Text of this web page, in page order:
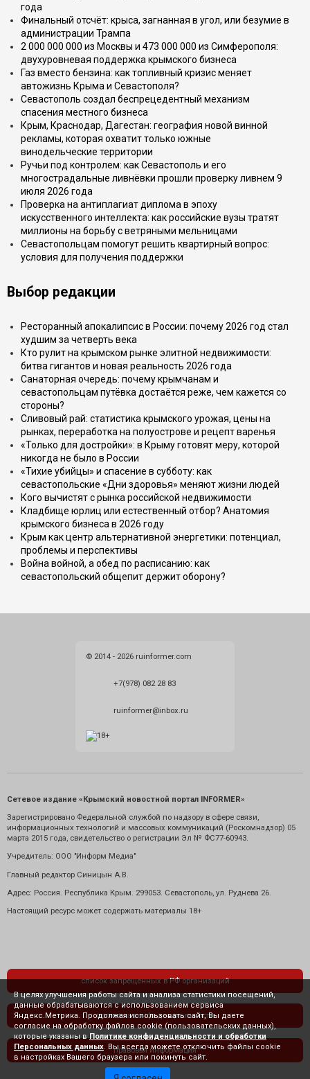
года
Финальный отсчёт: крыса, загнанная в угол, или безумие в
администрации Трампа
2 000 000 000 из Москвы и 473 000 000 из Симферополя:
двухуровневая поддержка крымского бизнеса
Газ вместо бензина: как топливный кризис меняет
автожизнь Крыма и Севастополя?
Севастополь создал беспрецедентный механизм
спасения местного бизнеса
Крым, Краснодар, Дагестан: география новой винной
рекламы, которая охватит только южные
винодельческие территории
Ручьи под контролем: как Севастополь и его
многострадальные ливнёвки прошли проверку ливнем 9
июля 2026 года
Проверка на антиплагиат диплома в эпоху
искусственного интеллекта: как российские вузы тратят
миллионы на борьбу с ветряными мельницами
Севастопольцам помогут решить квартирный вопрос:
условия для получения поддержки
Выбор редакции
Ресторанный апокалипсис в России: почему 2026 год стал
худшим за четверть века
Кто рулит на крымском рынке элитной недвижимости:
битва гигантов и новая реальность 2026 года
Санаторная очередь: почему крымчанам и
севастопольцам путёвка достаётся реже, чем кажется со
стороны?
Сливовый рай: статистика крымского урожая, цены на
рынках, переработка на полуострове и рецепт варенья
«Только для достройки»: в Крыму готовят меру, которой
никогда не было в России
«Тихие убийцы» и спасение в субботу: как
севастопольские «Дни здоровья» меняют жизни людей
Кого вычистят с рынка российской недвижимости
Кладбище юрлиц или естественный отбор? Анатомия
крымского бизнеса в 2026 году
Крым как центр альтернативной энергетики: потенциал,
проблемы и перспективы
Война войной, а обед по расписанию: как
севастопольский общепит держит оборону?
© 2014 - 2026 ruinformer.com
+7(978) 082 28 83
ruinformer@inbox.ru
Сетевое издание «Крымский новостной портал INFORMER»
Зарегистрировано Федеральной службой по надзору в сфере связи,
информационных технологий и массовых коммуникаций (Роскомнадзор) 05
марта 2015 года, свидетельство о регистрации Эл № ФС77-60943.
Учредитель: ООО "Информ Медиа"
Главный редактор Синицын А.В.
Адрес: Россия. Республика Крым. 299053. Севастополь, ул. Руднева 26.
Настоящий ресурс может содержать материалы 18+
список запрещенных в РФ организаций
политика конфиденциальности
правовая информация
В целях улучшения работы сайта и анализа статистики посещений,
данные обрабатываются с использованием сервиса
Яндекс.Метрика. Продолжая использовать сайт, Вы даете
согласие на обработку файлов cookie (пользовательских данных),
которые указаны в Политике конфиденциальности и обработки
Персональных данных . Вы всегда можете отключить файлы cookie
в настройках Вашего браузера или покинуть сайт.